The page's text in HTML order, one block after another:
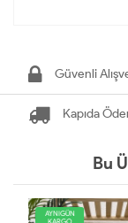
Güvenli
Kapıda
Bu
AYNIGÜN